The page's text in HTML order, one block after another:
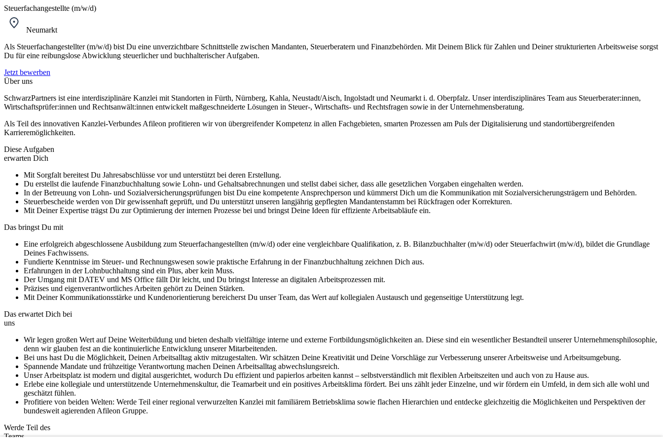
Steuerfachangestellte (m/w/d)
Neumarkt
Als Steuerfachangestellter (m/w/d) bist Du eine unverzichtbare Schnittstelle zwischen Mandanten, Steuerberatern und Finanzbehörden. Mit Deinem Blick für Zahlen und Deiner strukturierten Arbeitsweise sorgst
Du für eine reibungslose Abwicklung steuerlicher und buchhalterischer Aufgaben.
Jetzt bewerben
Über uns
SchwarzPartners ist eine interdisziplinäre Kanzlei mit Standorten in Fürth, Nürnberg, Kahla, Neustadt/Aisch, Ingolstadt und Neumarkt i. d. Oberpfalz. Unser interdisziplinäres Team aus Steuerberater:innen,
Wirtschaftsprüfer:innen und Rechtsanwält:innen entwickelt maßgeschneiderte Lösungen in Steuer-, Wirtschafts- und Rechtsfragen sowie in der Unternehmensberatung.
Als Teil des innovativen Kanzlei-Verbundes Afileon profitieren wir von übergreifender Kompetenz in allen Fachgebieten, smarten Prozessen am Puls der Digitalisierung und standortübergreifenden
Karrieremöglichkeiten.
Diese Aufgaben
erwarten Dich
Mit Sorgfalt bereitest Du Jahresabschlüsse vor und unterstützt bei deren Erstellung.
Du erstellst die laufende Finanzbuchhaltung sowie Lohn- und Gehaltsabrechnungen und stellst dabei sicher, dass alle gesetzlichen Vorgaben eingehalten werden.
In der Betreuung von Lohn- und Sozialversicherungsprüfungen bist Du eine kompetente Ansprechperson und kümmerst Dich um die Kommunikation mit Sozialversicherungsträgern und Behörden.
Steuerbescheide werden von Dir gewissenhaft geprüft, und Du unterstützt unseren langjährig gepflegten Mandantenstamm bei Rückfragen oder Korrekturen.
Mit Deiner Expertise trägst Du zur Optimierung der internen Prozesse bei und bringst Deine Ideen für effiziente Arbeitsabläufe ein.
Das bringst Du mit
Eine erfolgreich abgeschlossene Ausbildung zum Steuerfachangestellten (m/w/d) oder eine vergleichbare Qualifikation, z. B. Bilanzbuchhalter (m/w/d) oder Steuerfachwirt (m/w/d), bildet die Grundlage
Deines Fachwissens.
Fundierte Kenntnisse im Steuer- und Rechnungswesen sowie praktische Erfahrung in der Finanzbuchhaltung zeichnen Dich aus.
Erfahrungen in der Lohnbuchhaltung sind ein Plus, aber kein Muss.
Der Umgang mit DATEV und MS Office fällt Dir leicht, und Du bringst Interesse an digitalen Arbeitsprozessen mit.
Präzises und eigenverantwortliches Arbeiten gehört zu Deinen Stärken.
Mit Deiner Kommunikationsstärke und Kundenorientierung bereicherst Du unser Team, das Wert auf kollegialen Austausch und gegenseitige Unterstützung legt.
Das erwartet Dich bei
uns
Wir legen großen Wert auf Deine Weiterbildung und bieten deshalb vielfältige interne und externe Fortbildungsmöglichkeiten an. Diese sind ein wesentlicher Bestandteil unserer Unternehmensphilosophie,
denn wir glauben fest an die kontinuierliche Entwicklung unserer Mitarbeitenden.
Bei uns hast Du die Möglichkeit, Deinen Arbeitsalltag aktiv mitzugestalten. Wir schätzen Deine Kreativität und Deine Vorschläge zur Verbesserung unserer Arbeitsweise und Arbeitsumgebung.
Spannende Mandate und frühzeitige Verantwortung machen Deinen Arbeitsalltag abwechslungsreich.
Unser Arbeitsplatz ist modern und digital ausgerichtet, wodurch Du effizient und papierlos arbeiten kannst – selbstverständlich mit flexiblen Arbeitszeiten und auch von zu Hause aus.
Erlebe eine kollegiale und unterstützende Unternehmenskultur, die Teamarbeit und ein positives Arbeitsklima fördert. Bei uns zählt jeder Einzelne, und wir fördern ein Umfeld, in dem sich alle wohl und
geschätzt fühlen.
Profitiere von beiden Welten: Werde Teil einer regional verwurzelten Kanzlei mit familiärem Betriebsklima sowie flachen Hierarchien und entdecke gleichzeitig die Möglichkeiten und Perspektiven der
bundesweit agierenden Afileon Gruppe.
Werde Teil des
Teams